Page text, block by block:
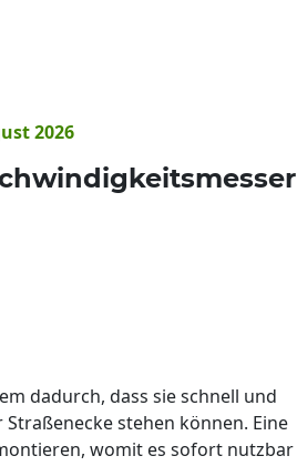
2026
dadurch, dass sie schnell und
stehen können. Eine
womit es sofort nutzbar